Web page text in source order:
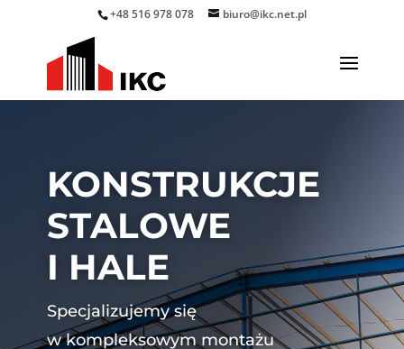
+48 516 978 078 biuro@ikc.net.pl
KONSTRUKCJE
STALOWE
I HALE
Specjalizujemy się
w kompleksowym montażu